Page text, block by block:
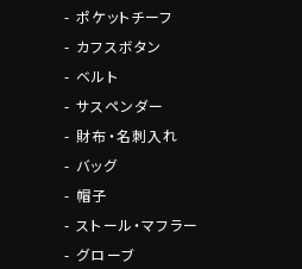
ポケットチーフ
カフスボタン
ベルト
サスペンダー
財布・名刺入れ
バッグ
帽子
ストール・マフラー
グローブ